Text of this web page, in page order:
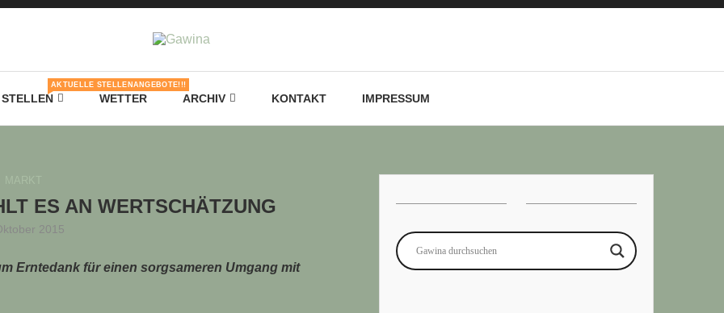
STELLEN
AKTUELLE STELLENANGEBOTE!!!
WETTER ARCHIV KONTAKT IMPRESSUM
ES AN WERTSCHÄTZUNG
2015
Erntedank für einen sorgsameren Umgang mit